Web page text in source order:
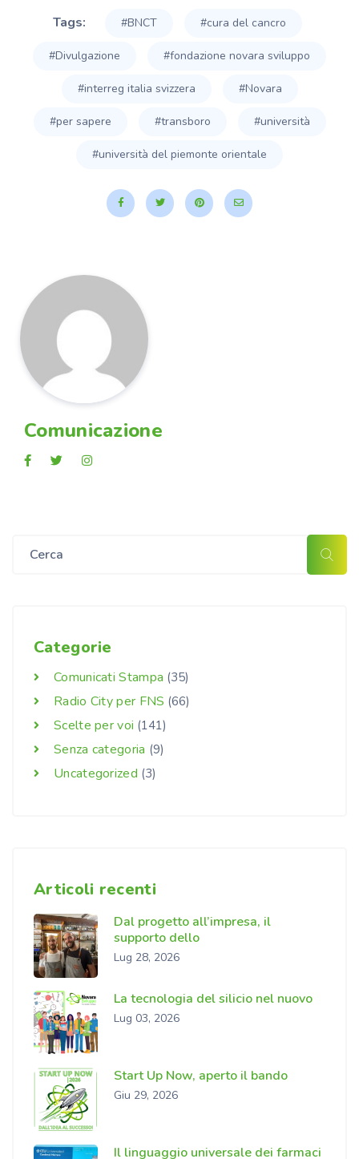
Tags: #BNCT #cura del cancro
#Divulgazione #fondazione novara sviluppo
#interreg italia svizzera #Novara
#per sapere #transboro #università
#università del piemonte orientale
Comunicazione
Categorie
Comunicati Stampa (35)
Radio City per FNS (66)
Scelte per voi (141)
Senza categoria (9)
Uncategorized (3)
Articoli recenti
Dal progetto all’impresa, il
supporto dello
Lug 28, 2026
La tecnologia del silicio nel nuovo
Lug 03, 2026
Start Up Now, aperto il bando
Giu 29, 2026
Il linguaggio universale dei farmaci